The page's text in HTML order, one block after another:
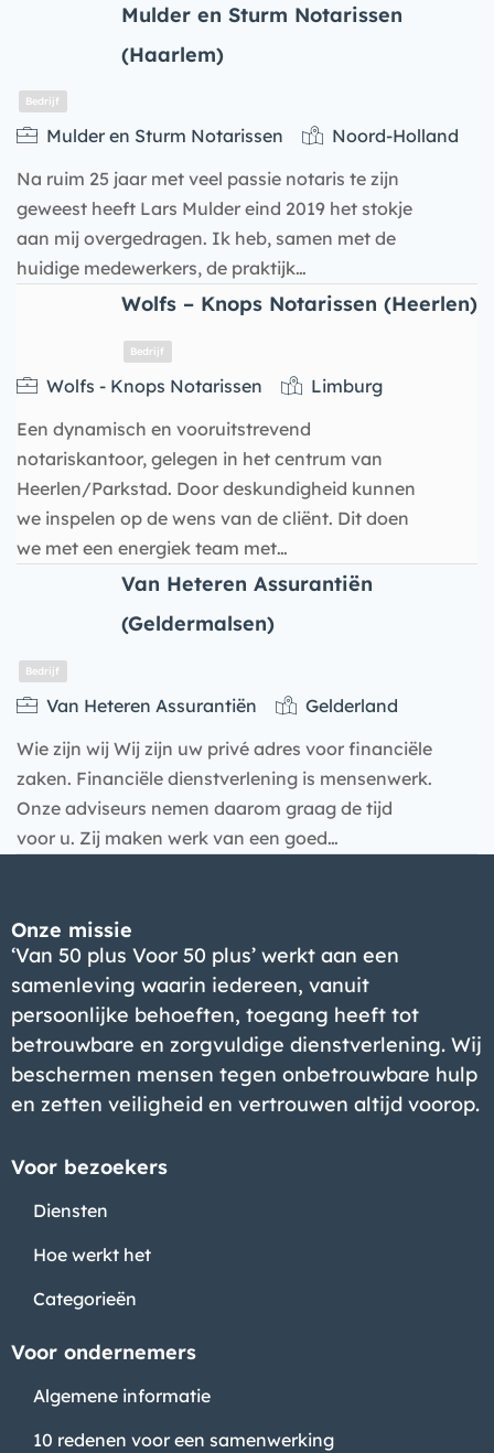
Bedrijf
Bedrijf
Mulder en Sturm Notarissen
(Haarlem)
Mulder en Sturm Notarissen
Noord-Holland
Na ruim 25 jaar met veel passie notaris te zijn
geweest heeft Lars Mulder eind 2019 het stokje
aan mij overgedragen. Ik heb, samen met de
huidige medewerkers, de praktijk…
Wolfs – Knops Notarissen (Heerlen)
Bedrijf
Wolfs - Knops Notarissen
Limburg
Een dynamisch en vooruitstrevend
notariskantoor, gelegen in het centrum van
Heerlen/Parkstad. Door deskundigheid kunnen
we inspelen op de wens van de cliënt. Dit doen
we met een energiek team met…
Van Heteren Assurantiën
(Geldermalsen)
Bedrijf
Van Heteren Assurantiën
Gelderland
Wie zijn wij Wij zijn uw privé adres voor financiële
zaken. Financiële dienstverlening is mensenwerk.
Onze adviseurs nemen daarom graag de tijd
voor u. Zij maken werk van een goed…
Onze missie
‘Van 50 plus Voor 50 plus’ werkt aan een
samenleving waarin iedereen, vanuit
persoonlijke behoeften, toegang heeft tot
betrouwbare en zorgvuldige dienstverlening. Wij
beschermen mensen tegen onbetrouwbare hulp
en zetten veiligheid en vertrouwen altijd voorop.
Voor bezoekers
Diensten
Hoe werkt het
Categorieën
Voor ondernemers
Algemene informatie
10 redenen voor een samenwerking